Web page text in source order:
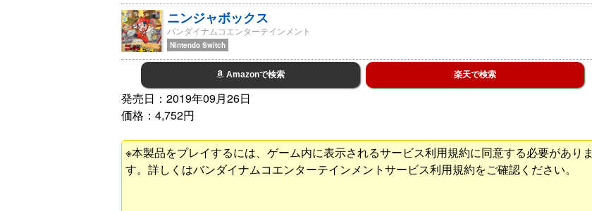
ニンジャボックス
バンダイナムコエンターテインメント
Nintendo Switch
Amazonで検索 楽天で検索
発売日：2019年09月26日
価格：4,752円
※本製品をプレイするには、ゲーム内に表示されるサービス利用規約に同意する必要がありま
す。詳しくはバンダイナムコエンターテインメントサービス利用規約をご確認ください。